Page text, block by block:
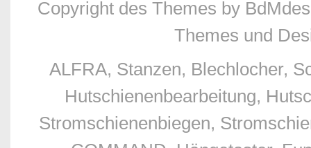
Copyright des Themes by
Themes und
ALFRA, Stanzen, Blechlocher,
Hutschienenbearbeitung,
Stromschienenbiegen,